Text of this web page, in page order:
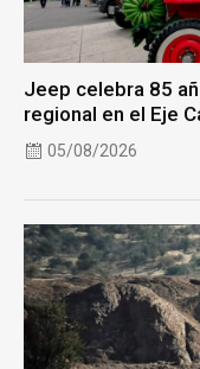
Jeep celebra 85
regional en el Eje
05/08/2026